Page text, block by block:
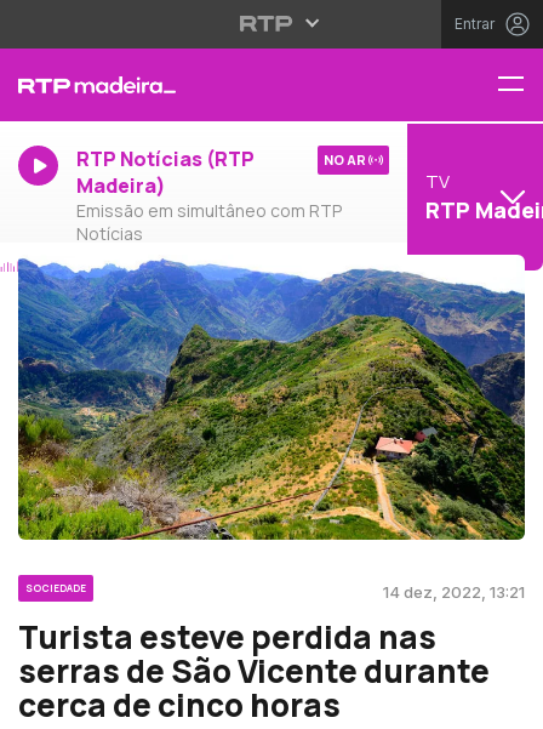
Entrar
RTP Notícias (RTP
Madeira)
Emissão em simultâneo com RTP
Notícias
NO AR
TV
RTP
SOCIEDADE 14 dez, 2022, 13:21
Turista esteve perdida nas
serras de São Vicente durante
cerca de cinco horas